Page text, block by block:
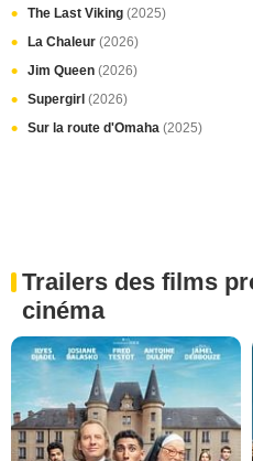
The Last Viking (2025)
La Chaleur (2026)
Jim Queen (2026)
Supergirl (2026)
Sur la route d'Omaha (2025)
Trailers des films
cinéma